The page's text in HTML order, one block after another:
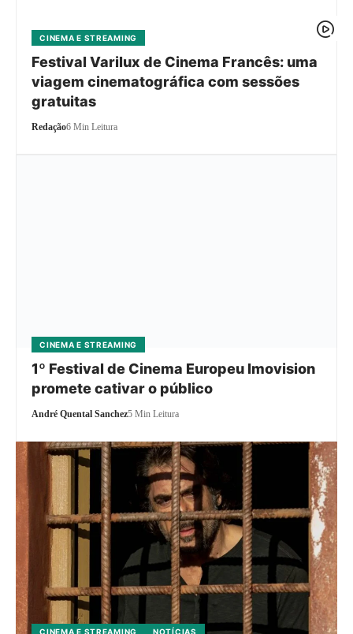
CINEMA E STREAMING
Festival Varilux de Cinema Francês: uma
viagem cinematográfica com sessões
gratuitas
Redação6 Min Leitura
CINEMA E STREAMING
1º Festival de Cinema Europeu Imovision
promete cativar o público
André Quental Sanchez5 Min Leitura
CINEMA E STREAMING NOTÍCIAS